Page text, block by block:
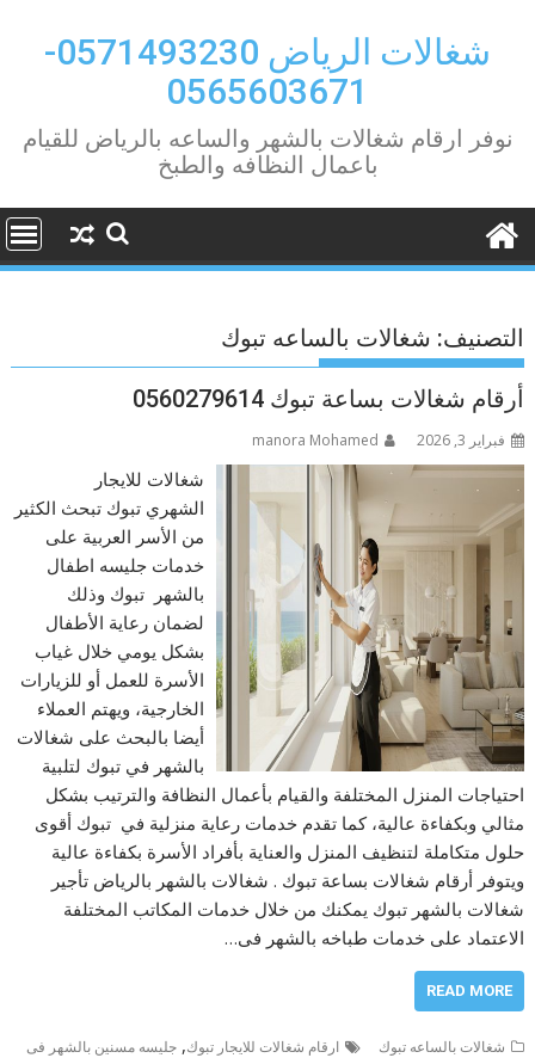
content
شغالات الرياض 0571493230-
0565603671
نوفر ارقام شغالات بالشهر والساعه بالرياض للقيام
باعمال النظافه والطبخ
التصنيف: شغالات بالساعه تبوك
أرقام شغالات بساعة تبوك 0560279614
فبراير 3, 2026 manora Mohamed
شغالات للايجار
الشهري تبوك تبحث الكثير
من الأسر العربية على
خدمات جليسه اطفال
بالشهر تبوك وذلك
لضمان رعاية الأطفال
بشكل يومي خلال غياب
الأسرة للعمل أو للزيارات
الخارجية، ويهتم العملاء
أيضا بالبحث على شغالات
بالشهر في تبوك لتلبية
احتياجات المنزل المختلفة والقيام بأعمال النظافة والترتيب بشكل
مثالي وبكفاءة عالية، كما تقدم خدمات رعاية منزلية في تبوك أقوى
حلول متكاملة لتنظيف المنزل والعناية بأفراد الأسرة بكفاءة عالية
ويتوفر أرقام شغالات بساعة تبوك . شغالات بالشهر بالرياض تأجير
شغالات بالشهر تبوك يمكنك من خلال خدمات المكاتب المختلفة
الاعتماد على خدمات طباخه بالشهر فى…
READ MORE
شغالات بالساعه تبوك ارقام شغالات للايجار تبوك,جليسه مسنين بالشهر فى